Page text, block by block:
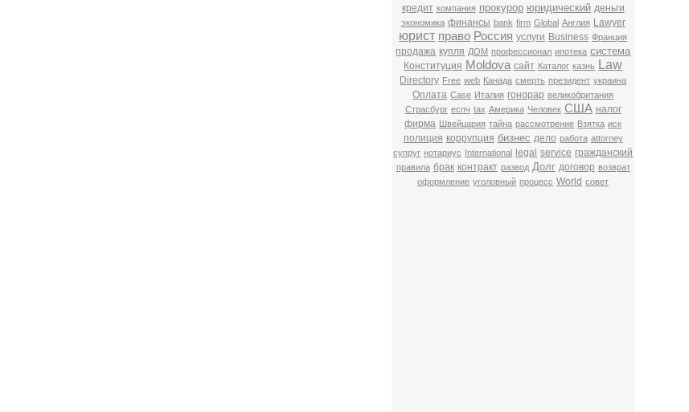
кредит компания прокурор юридический деньги
экономика финансы bank firm Global Англия Lawyer
юрист право Россия услуги Business Франция
продажа купля ДОМ профессионал ипотека система
Конституция Moldova сайт Каталог казнь Law
Directory Free web Канада смерть президент украина
Оплата Case Италия гонорар великобритания
Страсбург еспч tax Америка Человек США налог
фирма Швейцария тайна рассмотрение Взятка иск
полиция коррупция бизнес дело работа attorney
супруг нотариус International legal service гражданский
правила брак контракт развод Долг договор возврат
оформление уголовный процесс World совет